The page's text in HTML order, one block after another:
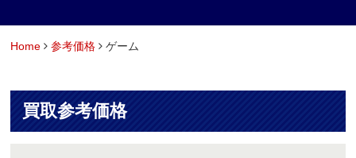
Home 参考価格 ゲーム
買取参考価格